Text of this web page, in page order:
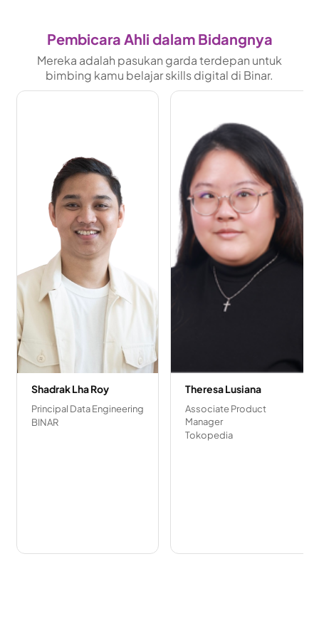
Pembicara Ahli dalam Bidangnya
Mereka adalah pasukan garda terdepan untuk
bimbing kamu belajar skills digital di Binar.
Shadrak Lha Roy
Principal Data Engineering
BINAR
Theresa Lusiana
Associate Product
Manager
Tokopedia